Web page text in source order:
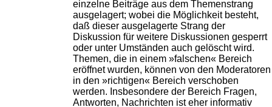
einzelne Beiträge aus dem Themenstrang
ausgelagert; wobei die Möglichkeit besteht,
daß dieser ausgelagerte Strang der
Diskussion für weitere Diskussionen gesperrt
oder unter Umständen auch gelöscht wird.
Themen, die in einem »falschen« Bereich
eröffnet wurden, können von den Moderatoren
in den »richtigen« Bereich verschoben
werden. Insbesondere der Bereich Fragen,
Antworten, Nachrichten ist eher informativ